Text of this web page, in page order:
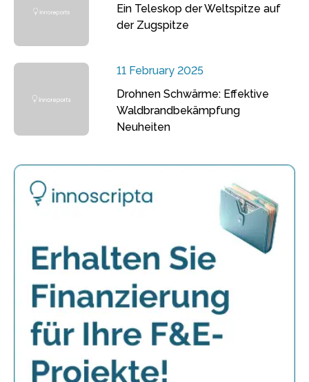
Ein Teleskop der Weltspitze auf
der Zugspitze
11 February 2025
Drohnen Schwärme: Effektive
Waldbrandbekämpfung
Neuheiten